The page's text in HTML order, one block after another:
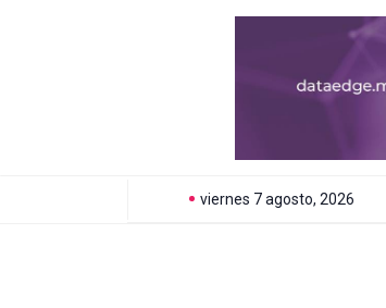
viernes 7 agosto, 2026